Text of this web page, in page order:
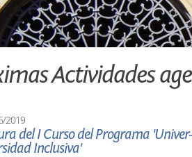
Actividades
2019
del I Curso del Programa 'Univer-
Inclusiva'